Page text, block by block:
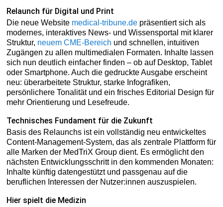
Relaunch für Digital und Print
Die neue Website medical-tribune.de präsentiert sich als
modernes, interaktives News- und Wissensportal mit klarer
Struktur, neuem CME-Bereich und schnellen, intuitiven
Zugängen zu allen multimedialen Formaten. Inhalte lassen
sich nun deutlich einfacher finden – ob auf Desktop, Tablet
oder Smartphone. Auch die gedruckte Ausgabe erscheint
neu: überarbeitete Struktur, starke Infografiken,
persönlichere Tonalität und ein frisches Editorial Design für
mehr Orientierung und Lesefreude.
Technisches Fundament für die Zukunft
Basis des Relaunchs ist ein vollständig neu entwickeltes
Content-Management-System, das als zentrale Plattform für
alle Marken der MedTriX Group dient. Es ermöglicht den
nächsten Entwicklungsschritt in den kommenden Monaten:
Inhalte künftig datengestützt und passgenau auf die
beruflichen Interessen der Nutzer:innen auszuspielen.
Hier spielt die Medizin